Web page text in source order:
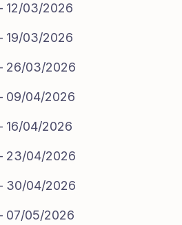
12/03/2026
19/03/2026
26/03/2026
09/04/2026
16/04/2026
23/04/2026
30/04/2026
07/05/2026